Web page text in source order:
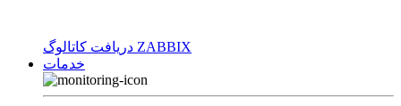
دریافت کاتالوگ ZABBIX
خدمات